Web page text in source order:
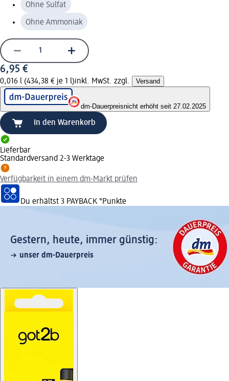
Ohne Sulfat
Ohne Ammoniak
6,95 €
0,016 l (434,38 € je 1 l)inkl. MwSt. zzgl. Versand
dm-Dauerpreisnicht erhöht seit 27.02.2025
In den Warenkorb
Lieferbar
Standardversand 2-3 Werktage
Verfügbarkeit in einem dm-Markt prüfen
Du erhältst 3 PAYBACK °Punkte
Gestern, heute, immer günstig:
unser dm-Dauerpreis